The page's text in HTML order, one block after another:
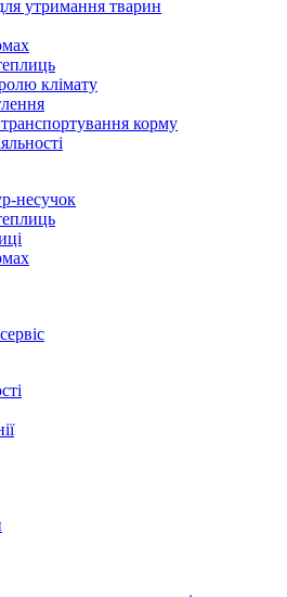
утримання тварин
клімату
транспортування корму
несучок